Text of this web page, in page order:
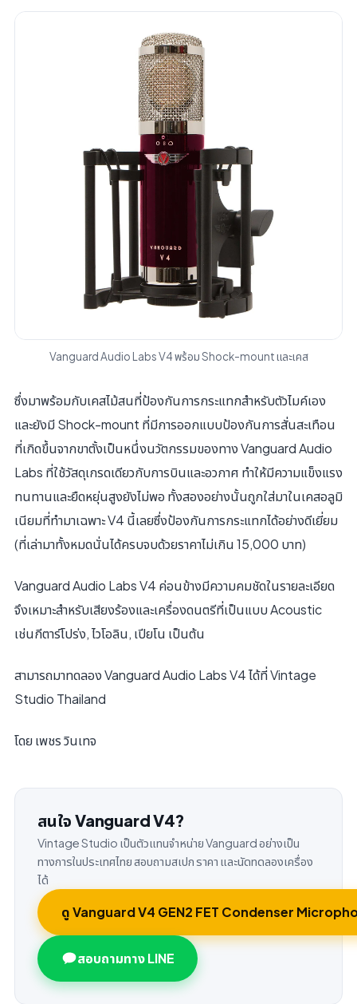
Vanguard Audio Labs V4 พร้อม Shock-mount และเคส
ซึ่งมาพร้อมกับเคสไม้สนที่ป้องกันการกระแทกสำหรับตัวไมค์เอง
และยังมี Shock-mount ที่มีการออกแบบป้องกันการสั่นสะเทือน
ที่เกิดขึ้นจากขาตั้งเป็นหนึ่งนวัตกรรมของทาง Vanguard Audio
Labs ที่ใช้วัสดุเกรดเดียวกับการบินและอวกาศ ทำให้มีความแข็งแรง
ทนทานและยืดหยุ่นสูงยังไม่พอ ทั้งสองอย่างนั้นถูกใส่มาในเคสอลูมิ
เนียมที่ทำมาเฉพาะ V4 นี้เลยซึ่งป้องกันการกระแทกได้อย่างดีเยี่ยม
(ที่เล่ามาทั้งหมดนั่นได้ครบจบด้วยราคาไม่เกิน 15,000 บาท)
Vanguard Audio Labs V4 ค่อนข้างมีความคมชัดในรายละเอียด
จึงเหมาะสำหรับเสียงร้องและเครื่องดนตรีที่เป็นแบบ Acoustic
เช่นกีตาร์โปร่ง, ไวโอลิน, เปียโน เป็นต้น
สามารถมาทดลอง Vanguard Audio Labs V4 ได้ที่ Vintage
Studio Thailand
โดย เพชร วินเทจ
สนใจ Vanguard V4?
Vintage Studio เป็นตัวแทนจำหน่าย Vanguard อย่างเป็น
ทางการในประเทศไทย สอบถามสเปก ราคา และนัดทดลองเครื่อง
ได้
ดู Vanguard V4 GEN2 FET Condenser
สอบถามทาง LINE